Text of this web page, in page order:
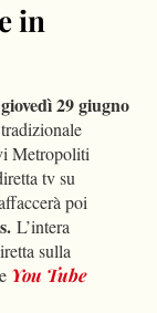
in
29 giugno
Metropoliti
tv su
poi
L’intera
sulla
You Tube